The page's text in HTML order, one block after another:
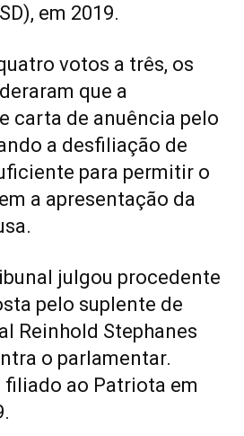
em 2019.
votos a três, os
que a
carta de anuência pelo
a desfiliação de
para permitir o
a apresentação da
julgou procedente
pelo suplente de
Reinhold Stephanes
o parlamentar.
filiado ao Patriota em